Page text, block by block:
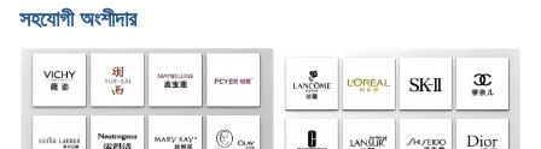
সহযোগী অংশীদার